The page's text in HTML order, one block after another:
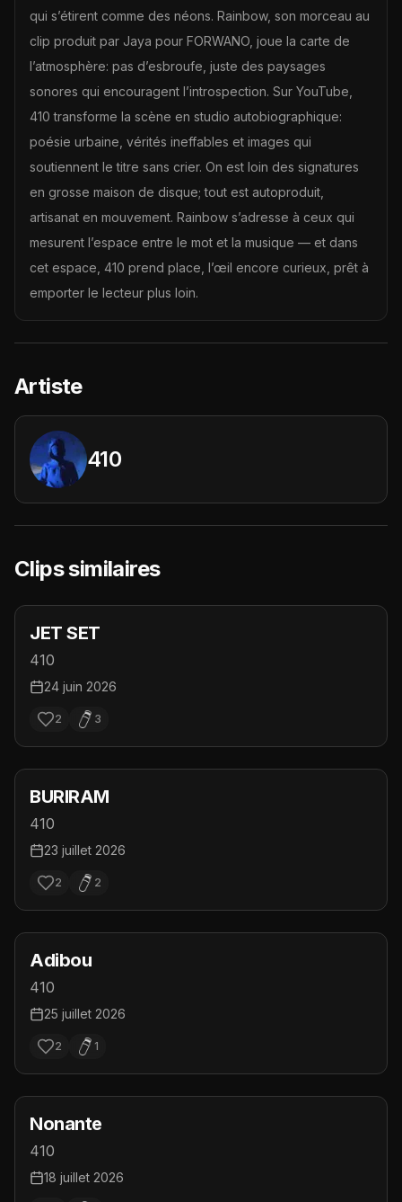
qui s’étirent comme des néons. Rainbow, son morceau au
clip produit par Jaya pour FORWANO, joue la carte de
l’atmosphère: pas d’esbroufe, juste des paysages
sonores qui encouragent l’introspection. Sur YouTube,
410 transforme la scène en studio autobiographique:
poésie urbaine, vérités ineffables et images qui
soutiennent le titre sans crier. On est loin des signatures
en grosse maison de disque; tout est autoproduit,
artisanat en mouvement. Rainbow s’adresse à ceux qui
mesurent l’espace entre le mot et la musique — et dans
cet espace, 410 prend place, l’œil encore curieux, prêt à
emporter le lecteur plus loin.
Artiste
410
Clips similaires
JET SET
410
24 juin 2026
2 3
BURIRAM
410
23 juillet 2026
2 2
Adibou
410
25 juillet 2026
2 1
Nonante
410
18 juillet 2026